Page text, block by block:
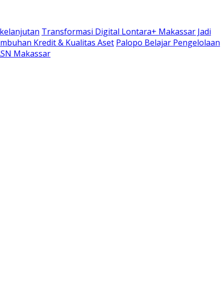
Transformasi Digital Lontara+ Makassar Jadi
Kredit & Kualitas Aset Palopo Belajar Pengelolaan
Makassar